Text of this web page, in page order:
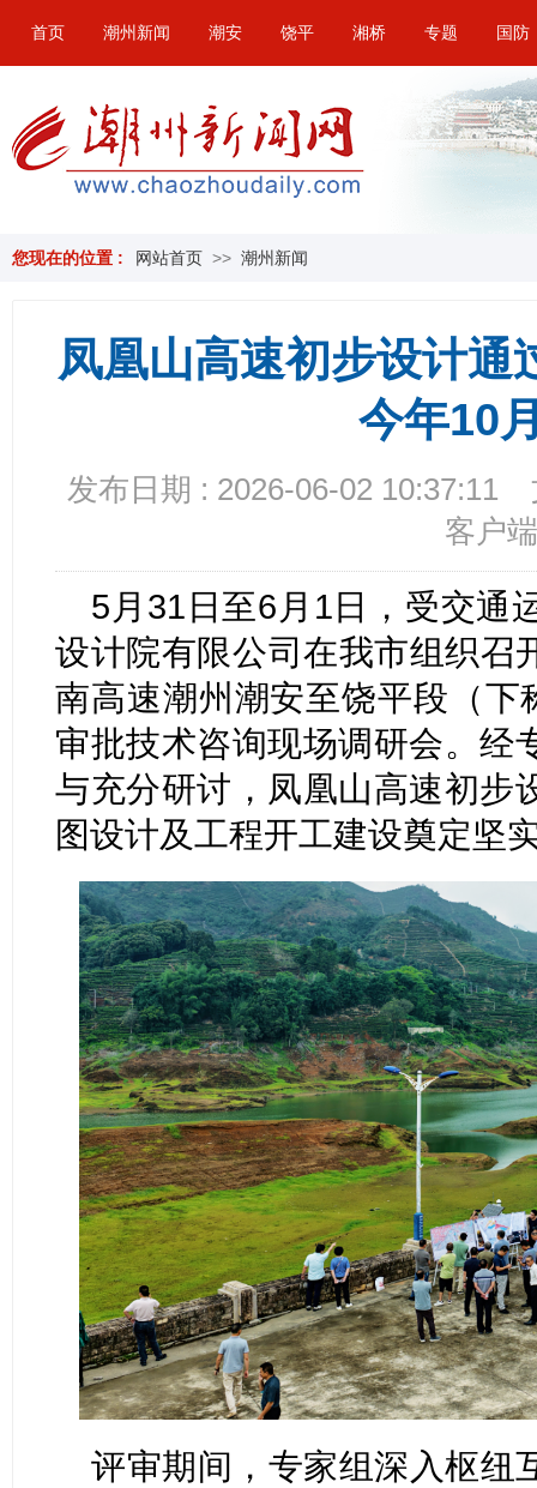
首页 潮州新闻 潮安 饶平 湘桥 专题 国防
您现在的位置 : 网站首页 >> 潮州新闻
凤凰山高速初步设计通
今年10
发布日期 : 2026-06-02 10:37:11
客户端
5月31日至6月1日，受交通
设计院有限公司在我市组织
南高速潮州潮安至饶平段（下
审批技术咨询现场调研会。经
与充分研讨，凤凰山高速初步
图设计及工程开工建设奠定坚
评审期间，专家组深入枢纽